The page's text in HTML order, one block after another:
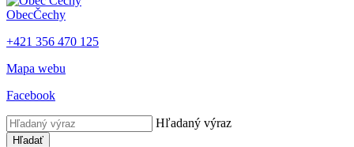
ObecČechy
+421 356 470 125
Mapa webu
Facebook
Hľadaný výraz
Hľadať